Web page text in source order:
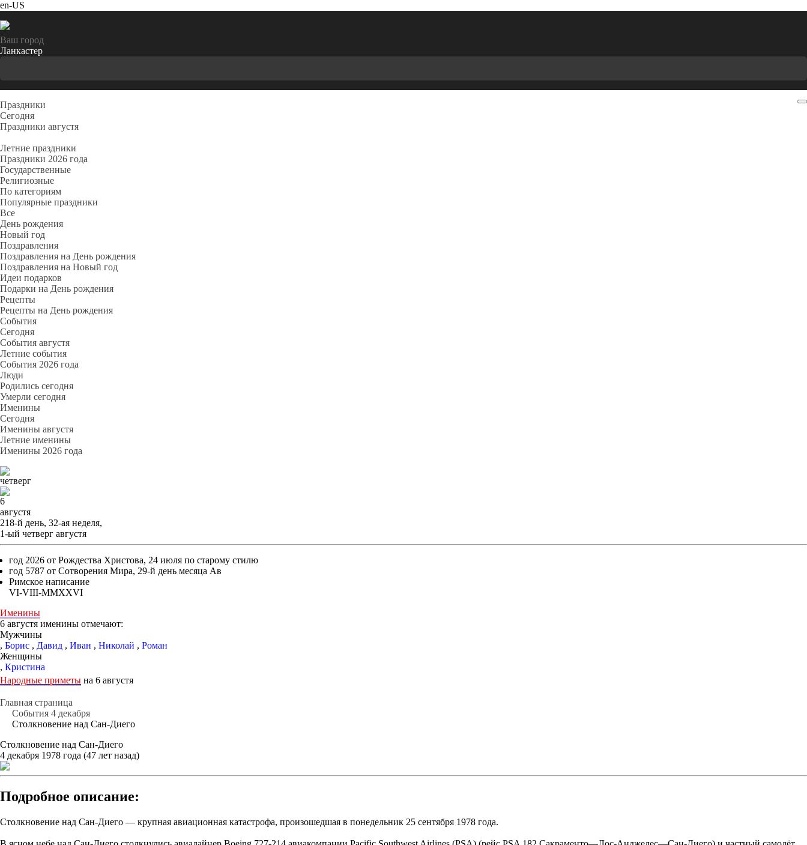
en-US
Ваш город
Ланкастер
Праздники
Cегодня
Праздники августя
Летние праздники
Праздники 2026 года
Государственные
Религиозные
По категориям
Популярные праздники
Все
День рождения
Новый год
Поздравления
Поздравления на День рождения
Поздравления на Новый год
Идеи подарков
Подарки на День рождения
Рецепты
Рецепты на День рождения
События
Cегодня
События августя
Летние события
События 2026 года
Люди
Родились сегодня
Умерли сегодня
Именины
Cегодня
Именины августя
Летние именины
Именины 2026 года
четверг
6
августя
218-й день, 32-ая неделя,
1-ый четверг августя
год 2026 от Рождества Христова, 24 июля по старому стилю
год 5787 от Сотворения Мира, 29-й день месяца Ав
Римское написание
VI-VIII-MMXXVI
Именины
6 августя именины отмечают:
Мужчины
, Борис , Давид , Иван , Николай , Роман
Женщины
, Кристина
Народные приметы на 6 августя
Главная страница
События 4 декабря
Столкновение над Сан-Диего
Столкновение над Сан-Диего
4 декабря 1978 года (47 лет назад)
Подробное описание:
Столкновение над Сан-Диего — крупная авиационная катастрофа, произошедшая в понедельник 25 сентября 1978 года.